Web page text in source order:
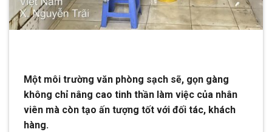
Một môi trường văn phòng sạch sẽ, gọn gàng
không chỉ nâng cao tinh thần làm việc của nhân
viên mà còn tạo ấn tượng tốt với đối tác, khách
hàng.